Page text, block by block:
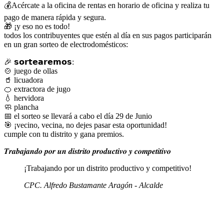
💰Acércate a la oficina de rentas en horario de oficina y realiza tu
pago de manera rápida y segura.
🎁 ¡y eso no es todo!
todos los contribuyentes que estén al día en sus pagos participarán
en un gran sorteo de electrodomésticos:
🎉 𝘀𝗼𝗿𝘁𝗲𝗮𝗿𝗲𝗺𝗼𝘀:
🍲 juego de ollas
🥤 licuadora
🍊 extractora de jugo
💧 hervidora
🧼 plancha
📅 el sorteo se llevará a cabo el día 29 de Junio
🎯 ¡vecino, vecina, no dejes pasar esta oportunidad!
cumple con tu distrito y gana premios.
𝑻𝒓𝒂𝒃𝒂𝒋𝒂𝒏𝒅𝒐 𝒑𝒐𝒓 𝒖𝒏 𝒅𝒊𝒔𝒕𝒓𝒊𝒕𝒐 𝒑𝒓𝒐𝒅𝒖𝒄𝒕𝒊𝒗𝒐 𝒚 𝒄𝒐𝒎𝒑𝒆𝒕𝒊𝒕𝒊𝒗𝒐
¡Trabajando por un distrito productivo y competitivo!
CPC. Alfredo Bustamante Aragón - Alcalde